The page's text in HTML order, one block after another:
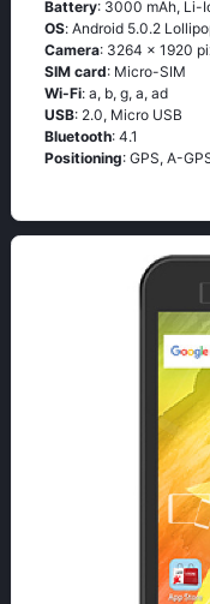
Battery: 3000 mAh, Li-
OS: Аndrоid 5.0.2
Camera: 3264 x 1920
SIM card: Micro-SIM
Wi-Fi: а, b, g, а, аd
USB: 2.0, Micro USB
Bluetooth: 4.1
Positioning: GРS, А-